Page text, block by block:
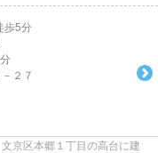
歩5分
２７
京区本郷１丁目の高台に建